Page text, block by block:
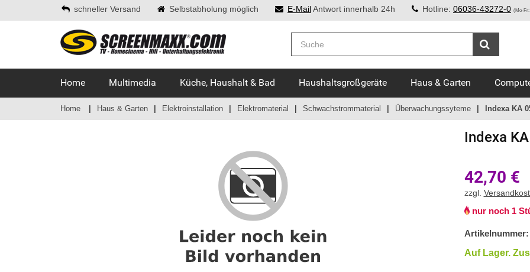
schneller Versand Selbstabholung möglich E-MailAntwort innerhalb 24h Hotline: 06036-43272-0 (Mo-Fr:
Home Multimedia Küche, Haushalt & Bad Haushaltsgroßgeräte Haus & Garten
Home Haus & Garten Elektroinstallation Elektromaterial Schwachstrommaterial Überwachungssyteme Indexa KA
Indexa
42,70 €
zzgl.
nur noch 1
Artikelnummer:
Auf Lager.